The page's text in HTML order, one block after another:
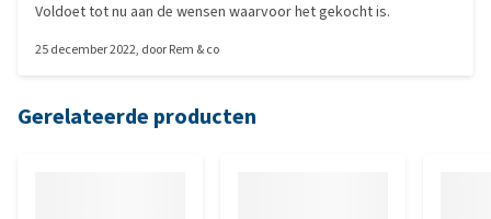
Voldoet tot nu aan de wensen waarvoor het gekocht is.
25 december 2022, doorRem & co
Gerelateerde producten